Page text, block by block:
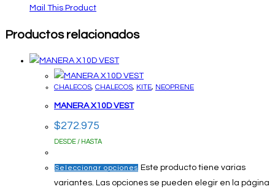
Mail This Product
Productos relacionados
CHALECOS, CHALECOS, KITE, NEOPRENE
MANERA X10D VEST
$272.975
DESDE / HASTA
Seleccionar opciones Este producto tiene varias
variantes. Las opciones se pueden elegir en la página